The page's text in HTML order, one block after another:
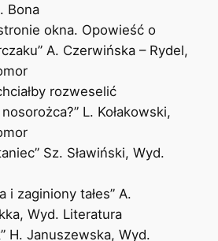
Bona
okna. Opowieść o
A. Czerwińska – Rydel,
rozweselić
L. Kołakowski,
Sz. Sławiński, Wyd.
i zaginiony tałes” A.
Wyd. Literatura
H. Januszewska, Wyd.